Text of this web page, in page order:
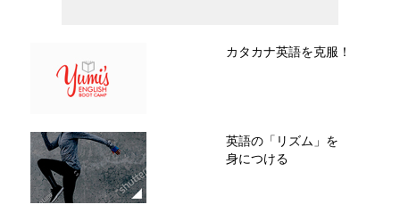
カタカナ英語を克服！
英語の「リズム」を
身につける